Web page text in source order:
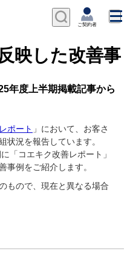
映した改善事
年度上半期掲載記事から
ポート 」において、お客さ
状況を報告しています。
「コエキク改善レポート」
事例をご紹介します。
もので、現在と異なる場合